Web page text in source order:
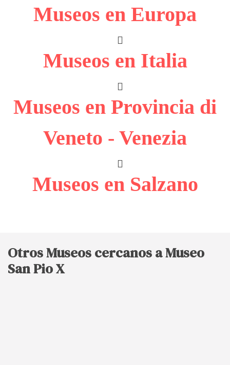
Museos en Europa
Museos en Italia
Museos en Provincia di
Veneto - Venezia
Museos en Salzano
Otros Museos cercanos a Museo
San Pio X